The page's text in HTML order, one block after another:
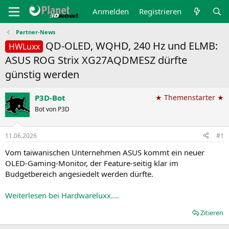
Anmelden Registrieren
Partner-News
HWLuxx QD-OLED, WQHD, 240 Hz und ELMB:
ASUS ROG Strix XG27AQDMESZ dürfte
günstig werden
P3D-Bot
Bot von P3D
★ Themenstarter ★
11.06.2026 #1
Vom taiwanischen Unternehmen ASUS kommt ein neuer
OLED-Gaming-Monitor, der Feature-seitig klar im
Budgetbereich angesiedelt werden dürfte.
Weiterlesen bei Hardwareluxx....
Zitieren